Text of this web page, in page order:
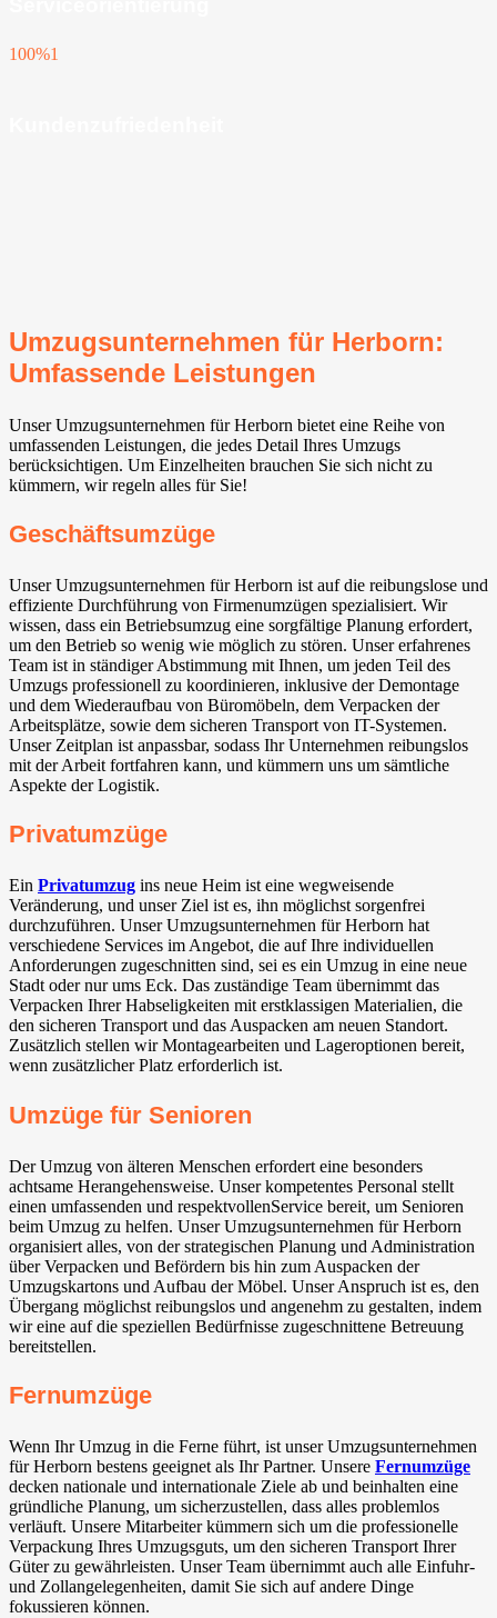
100%1
Umzugsunternehmen für Herborn:
Umfassende Leistungen
Unser Umzugsunternehmen für Herborn bietet eine Reihe von
umfassenden Leistungen, die jedes Detail Ihres Umzugs
berücksichtigen. Um Einzelheiten brauchen Sie sich nicht zu
kümmern, wir regeln alles für Sie!
Geschäftsumzüge
Unser Umzugsunternehmen für Herborn ist auf die reibungslose und
effiziente Durchführung von Firmenumzügen spezialisiert. Wir
wissen, dass ein Betriebsumzug eine sorgfältige Planung erfordert,
um den Betrieb so wenig wie möglich zu stören. Unser erfahrenes
Team ist in ständiger Abstimmung mit Ihnen, um jeden Teil des
Umzugs professionell zu koordinieren, inklusive der Demontage
und dem Wiederaufbau von Büromöbeln, dem Verpacken der
Arbeitsplätze, sowie dem sicheren Transport von IT-Systemen.
Unser Zeitplan ist anpassbar, sodass Ihr Unternehmen reibungslos
mit der Arbeit fortfahren kann, und kümmern uns um sämtliche
Aspekte der Logistik.
Privatumzüge
Ein Privatumzug ins neue Heim ist eine wegweisende
Veränderung, und unser Ziel ist es, ihn möglichst sorgenfrei
durchzuführen. Unser Umzugsunternehmen für Herborn hat
verschiedene Services im Angebot, die auf Ihre individuellen
Anforderungen zugeschnitten sind, sei es ein Umzug in eine neue
Stadt oder nur ums Eck. Das zuständige Team übernimmt das
Verpacken Ihrer Habseligkeiten mit erstklassigen Materialien, die
den sicheren Transport und das Auspacken am neuen Standort.
Zusätzlich stellen wir Montagearbeiten und Lageroptionen bereit,
wenn zusätzlicher Platz erforderlich ist.
Umzüge für Senioren
Der Umzug von älteren Menschen erfordert eine besonders
achtsame Herangehensweise. Unser kompetentes Personal stellt
einen umfassenden und respektvollenService bereit, um Senioren
beim Umzug zu helfen. Unser Umzugsunternehmen für Herborn
organisiert alles, von der strategischen Planung und Administration
über Verpacken und Befördern bis hin zum Auspacken der
Umzugskartons und Aufbau der Möbel. Unser Anspruch ist es, den
Übergang möglichst reibungslos und angenehm zu gestalten, indem
wir eine auf die speziellen Bedürfnisse zugeschnittene Betreuung
bereitstellen.
Fernumzüge
Wenn Ihr Umzug in die Ferne führt, ist unser Umzugsunternehmen
für Herborn bestens geeignet als Ihr Partner. Unsere Fernumzüge
decken nationale und internationale Ziele ab und beinhalten eine
gründliche Planung, um sicherzustellen, dass alles problemlos
verläuft. Unsere Mitarbeiter kümmern sich um die professionelle
Verpackung Ihres Umzugsguts, um den sicheren Transport Ihrer
Güter zu gewährleisten. Unser Team übernimmt auch alle Einfuhr-
und Zollangelegenheiten, damit Sie sich auf andere Dinge
fokussieren können.